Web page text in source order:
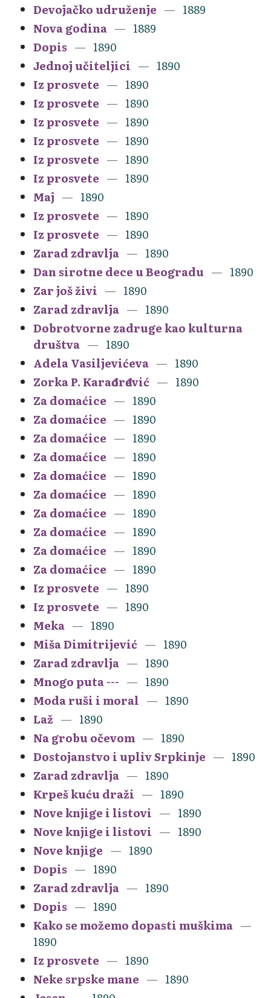
Devojačko udruženje
1889
Nova godina
1889
Dopis
1890
Jednoj učiteljici
1890
Iz prosvete
1890
Iz prosvete
1890
Iz prosvete
1890
Iz prosvete
1890
Iz prosvete
1890
Iz prosvete
1890
Maj
1890
Iz prosvete
1890
Iz prosvete
1890
Zarad zdravlja
1890
Dan sirotne dece u Beogradu
1890
Zar još živi
1890
Zarad zdravlja
1890
Dobrotvorne zadruge kao kulturna
društva
1890
Adela Vasiljevićeva
1890
Zorka P. Karađorđević
1890
Za domaćice
1890
Za domaćice
1890
Za domaćice
1890
Za domaćice
1890
Za domaćice
1890
Za domaćice
1890
Za domaćice
1890
Za domaćice
1890
Za domaćice
1890
Za domaćice
1890
Iz prosvete
1890
Iz prosvete
1890
Meka
1890
Miša Dimitrijević
1890
Zarad zdravlja
1890
Mnogo puta ---
1890
Moda ruši i moral
1890
Laž
1890
Na grobu očevom
1890
Dostojanstvo i upliv Srpkinje
1890
Zarad zdravlja
1890
Krpeš kuću draži
1890
Nove knjige i listovi
1890
Nove knjige i listovi
1890
Nove knjige
1890
Dopis
1890
Zarad zdravlja
1890
Dopis
1890
Kako se možemo dopasti muškima
1890
Iz prosvete
1890
Neke srpske mane
1890